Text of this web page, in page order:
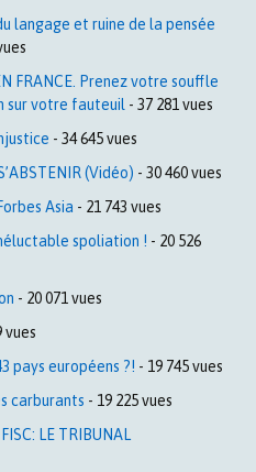
langage et ruine de la pensée
FRANCE. Prenez votre souffle
sur votre fauteuil - 37 281 vues
- 34 645 vues
(Vidéo) - 30 460 vues
Asia - 21 743 vues
spoliation ! - 20 526
- 20 071 vues
vues
pays européens ?! - 19 745 vues
carburants - 19 225 vues
LE TRIBUNAL